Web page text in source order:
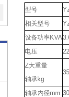
型号
相关型号
设备功率KVA
电压
Z大重量
轴承kg
35
轴承内径mm